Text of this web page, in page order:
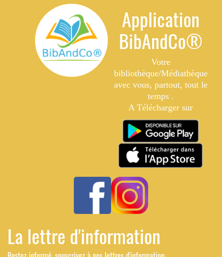
Application
BibAndCo®
Votre
bibliothèque/Médiathèque
avec vous, partout, tout le
temps .
A Télécharger sur
La lettre d'information